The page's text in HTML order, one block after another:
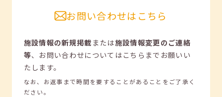
お問い合わせはこちら
施設情報の新規掲載または施設情報変更のご連絡
等、 お問い合わせについてはこちらまでお願いい
たします。
なお、お返事まで時間を要することがあることをご了承く
ださい。